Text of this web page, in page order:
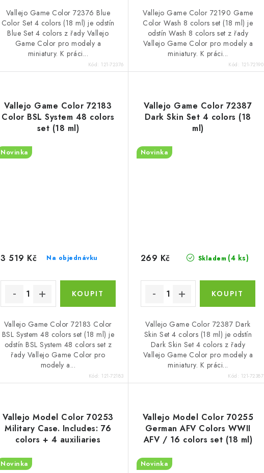
Vallejo Game Color 72376 Blue
Color Set 4 colors (18 ml) je odstín
Blue Set 4 colors z řady Vallejo
Game Color pro modely a
miniatury. K práci...
Kód: 121-72376
Vallejo Game Color 72190 Game
Color Wash 8 colors set (18 ml) je
odstín Wash 8 colors set z řady
Vallejo Game Color pro modely a
miniatury. K práci...
Kód: 121-72190
Vallejo Game Color 72183
Color BSL System 48 colors
set (18 ml)
Novinka
Na objednávku
3 519 Kč
Vallejo Game Color 72183 Color
BSL System 48 colors set (18 ml) je
odstín BSL System 48 colors set z
řady Vallejo Game Color pro
modely a...
Kód: 121-72183
Vallejo Game Color 72387
Dark Skin Set 4 colors (18
ml)
Novinka
Skladem (4 ks)
269 Kč
Vallejo Game Color 72387 Dark
Skin Set 4 colors (18 ml) je odstín
Dark Skin Set 4 colors z řady
Vallejo Game Color pro modely a
miniatury. K práci...
Kód: 121-72387
Vallejo Model Color 70253
Military Case. Includes: 76
colors + 4 auxiliaries
Novinka
Vallejo Model Color 70255
German AFV Colors WWII
AFV / 16 colors set (18 ml)
Novinka